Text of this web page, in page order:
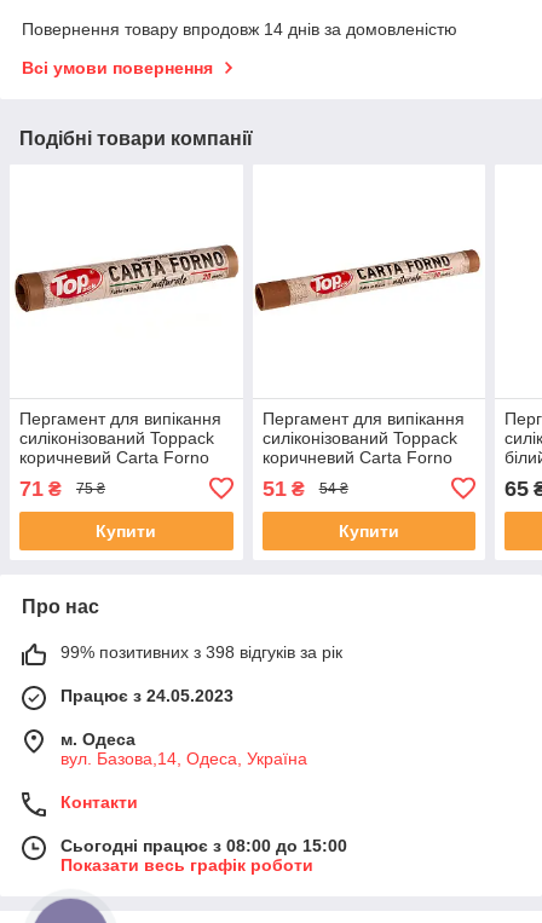
Повернення товару впродовж 14 днів за домовленістю
Всі умови повернення
Подібні товари компанії
Пергамент для випікання
силіконізований Toppack
коричневий Carta Forno
71 ₴ 75 ₴
Купити
Пергамент для випікання
силіконізований Toppack
коричневий Carta Forno
51₴ 54 ₴
Купити
65
Про нас
99% позитивних з 398 відгуків за рік
Працює з 24.05.2023
м. Одеса
вул. Базова,14, Одеса, Україна
Контакти
Сьогодні працює з 08:00 до 15:00
Показати весь графік роботи